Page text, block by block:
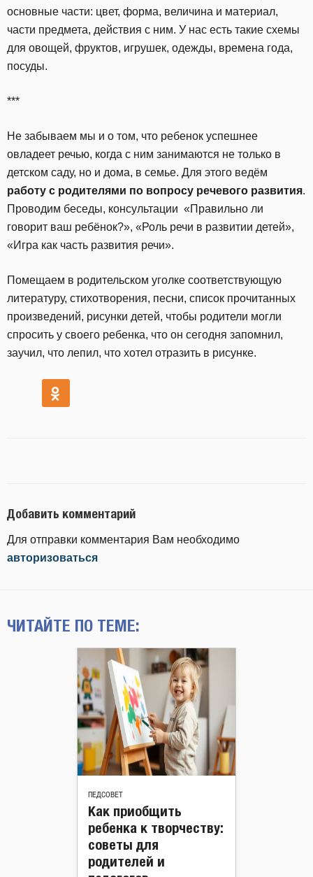
основные части: цвет, форма, величина и материал,
части предмета, действия с ним. У нас есть такие схемы
для овощей, фруктов, игрушек, одежды, времена года,
посуды.
***
Не забываем мы и о том, что ребенок успешнее
овладеет речью, когда с ним занимаются не только в
детском саду, но и дома, в семье. Для этого ведём
работу с родителями по вопросу речевого развития.
Проводим беседы, консультации «Правильно ли
говорит ваш ребёнок?», «Роль речи в развитии детей»,
«Игра как часть развития речи».
Помещаем в родительском уголке соответствующую
литературу, стихотворения, песни, список прочитанных
произведений, рисунки детей, чтобы родители могли
спросить у своего ребенка, что он сегодня запомнил,
заучил, что лепил, что хотел отразить в рисунке.
Добавить комментарий
Для отправки комментария Вам необходимо
авторизоваться
ЧИТАЙТЕ ПО ТЕМЕ:
ПЕДСОВЕТ
Как приобщить
ребенка к творчеству:
советы для
родителей и